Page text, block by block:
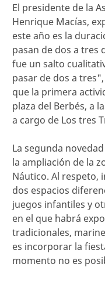
El presidente de la
Henrique Macías,
este año es la
pasan de dos a tres
fue un salto
pasar de dos a
que la primera
plaza del Berbés, a
a cargo de Los tres
La segunda
la ampliación de la
Náutico. Al respeto,
dos espacios
juegos infantiles y
en el que habrá
tradicionales,
es incorporar la
momento no es